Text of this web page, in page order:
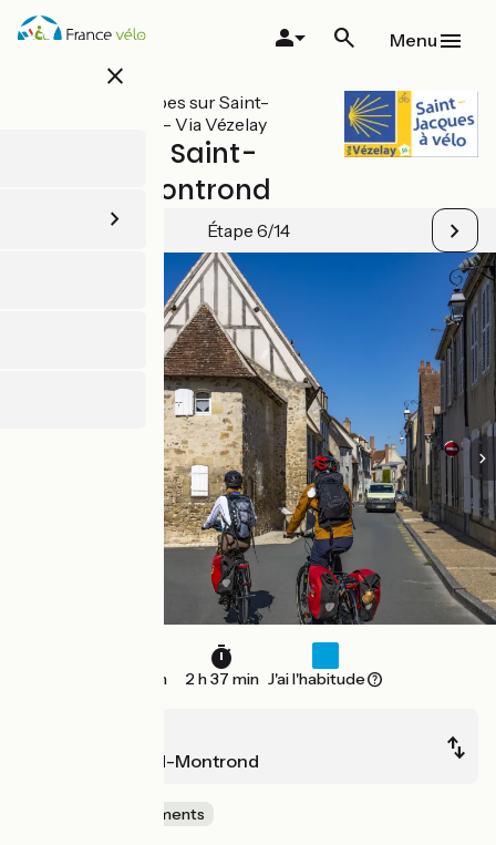
Aller
au
close
Menu
Toutes les étapes sur Saint-
Jacques à vélo - Via Vézelay
Sancoins / Saint-
Amand-Montrond
Étape 6/14
39 km 2 h 37 min J'ai l'habitude
Saint-Amand-Montrond
Châteaux & Monuments